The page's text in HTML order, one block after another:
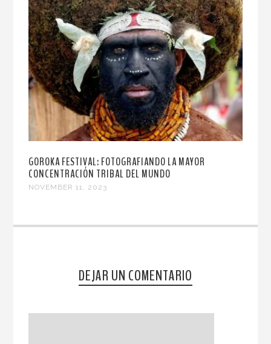
GOROKA FESTIVAL: FOTOGRAFIANDO LA MAYOR
CONCENTRACIÓN TRIBAL DEL MUNDO
NOVEMBER 11, 2023
DEJAR UN COMENTARIO